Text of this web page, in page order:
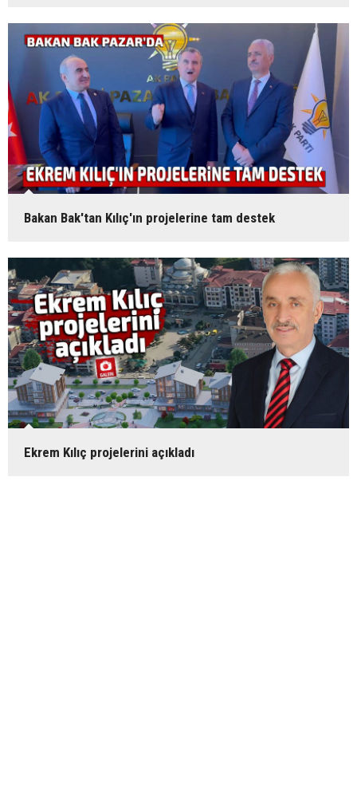
Bakan Bak'tan Kılıç'ın projelerine tam destek
Ekrem Kılıç projelerini açıkladı